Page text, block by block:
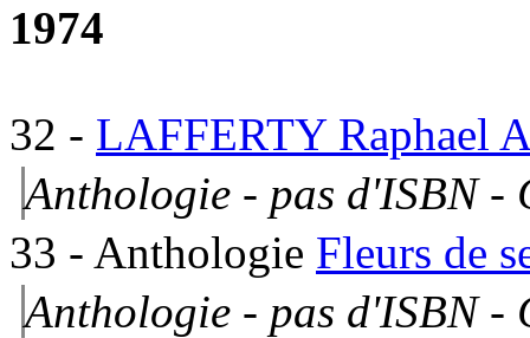
1974
32 - LAFFERTY Raphael
Anthologie - pas d'ISBN -
33 - Anthologie Fleurs de
Anthologie - pas d'ISBN -